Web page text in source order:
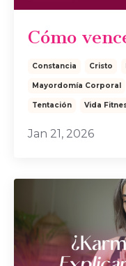
Cómo
Constancia Cristo
Mayordomía Corporal
Tentación Vida
Jan 21, 2026